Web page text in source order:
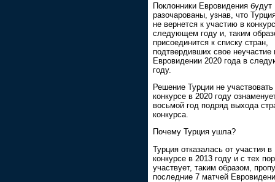
Поклонники Евровидения будут
разочарованы, узнав, что
не вернется к участию в
следующем году и, таким
присоединится к списку стран,
подтвердивших свое неучастие
Евровидении 2020 года в
году.
Решение Турции не участвовать
конкурсе в 2020 году
восьмой год подряд выхода
конкурса.
Почему Турция ушла?
Турция отказалась от участия в
конкурсе в 2013 году и с тех
участвует, таким образом,
последние 7 матчей